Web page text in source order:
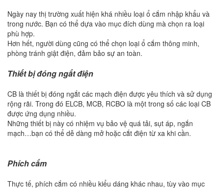
Ngày nay thị trường xuất hiện khá nhiều loại ổ cắm nhập khẩu và
trong nước. Bạn có thể dựa vào mục đích dùng mà chọn ra loại
phù hợp.
Hơn hết, người dùng cũng có thể chọn loại ổ cắm thông minh,
phòng tránh giật điện, đảm bảo sự an toàn.
Thiết bị đóng ngắt điện
CB là thiết bị đóng ngắt các mạch điện được yêu thích và sử dụng
rộng rãi. Trong đó ELCB, MCB, RCBO là một trong số các loại CB
được ứng dụng nhiều.
Những thiết bị này có nhiệm vụ bảo vệ quá tải, sụt áp, ngắn
mạch…bạn có thể dễ dàng mở hoặc cắt điện từ xa khi cần.
Phích cắm
Thực tế, phích cắm có nhiều kiểu dáng khác nhau, tùy vào mục